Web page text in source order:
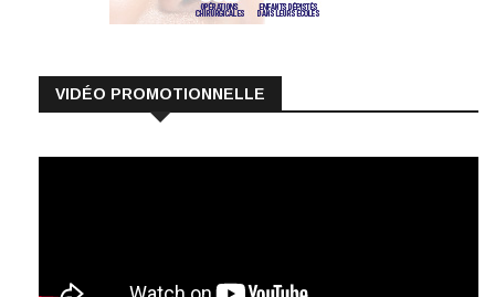
VIDÉO PROMOTIONNELLE